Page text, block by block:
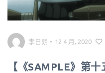
李日朗 • 12 4 月, 2020
【《SAMPLE》第